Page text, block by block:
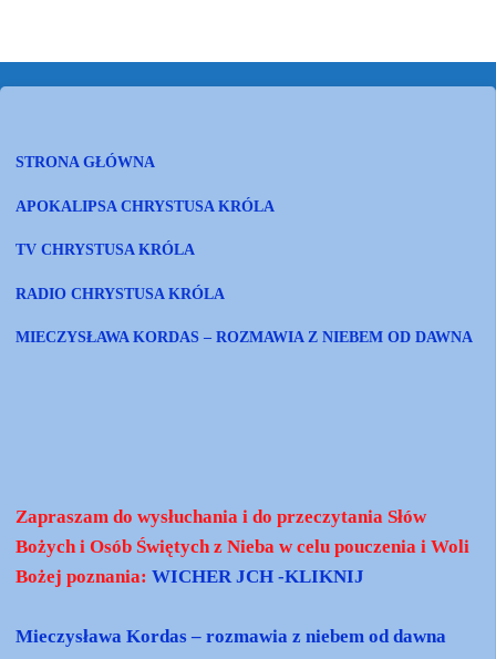
STRONA GŁÓWNA
APOKALIPSA CHRYSTUSA KRÓLA
TV CHRYSTUSA KRÓLA
RADIO CHRYSTUSA KRÓLA
MIECZYSŁAWA KORDAS – ROZMAWIA Z NIEBEM OD DAWNA
Zapraszam do wysłuchania i do przeczytania Słów
Bożych i Osób Świętych z Nieba w celu pouczenia i Woli
Bożej poznania:WICHER JCH -KLIKNIJ
Mieczysława Kordas – rozmawia z niebem od dawna